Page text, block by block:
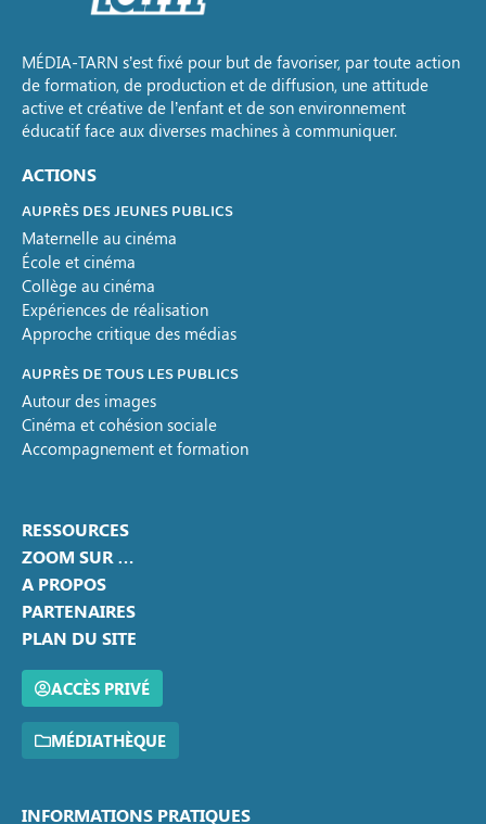
MÉDIA-TARN s’est fixé pour but de favoriser, par toute action
de formation, de production et de diffusion, une attitude
active et créative de l’enfant et de son environnement
éducatif face aux diverses machines à communiquer.
ACTIONS
AUPRÈS DES JEUNES PUBLICS
Maternelle au cinéma
École et cinéma
Collège au cinéma
Expériences de réalisation
Approche critique des médias
AUPRÈS DE TOUS LES PUBLICS
Autour des images
Cinéma et cohésion sociale
Accompagnement et formation
RESSOURCES
ZOOM SUR …
A PROPOS
PARTENAIRES
PLAN DU SITE
ACCÈS PRIVÉ
MÉDIATHÈQUE
INFORMATIONS PRATIQUES